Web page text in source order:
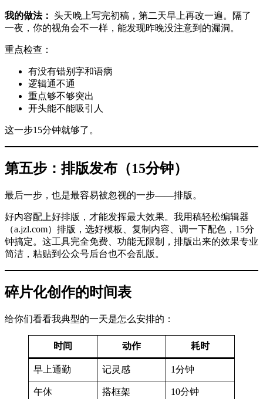
我的做法： 头天晚上写完初稿，第二天早上再改一遍。隔了
一夜，你的视角会不一样，能发现昨晚没注意到的漏洞。
重点检查：
有没有错别字和语病
逻辑通不通
重点够不够突出
开头能不能吸引人
这一步15分钟就够了。
第五步：排版发布（15分钟）
最后一步，也是最容易被忽视的一步——排版。
好内容配上好排版，才能发挥最大效果。我用稿轻松编辑器
（a.jzl.com）排版，选好模板、复制内容、调一下配色，15分
钟搞定。这工具完全免费、功能无限制，排版出来的效果专业
简洁，粘贴到公众号后台也不会乱版。
碎片化创作的时间表
给你们看看我典型的一天是怎么安排的：
时间 动作 耗时
早上通勤 记灵感 1分钟
午休 搭框架 10分钟